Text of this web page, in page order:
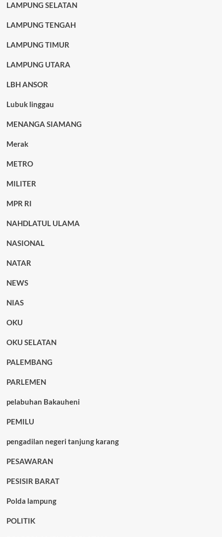
LAMPUNG SELATAN
LAMPUNG TENGAH
LAMPUNG TIMUR
LAMPUNG UTARA
LBH ANSOR
Lubuk linggau
MENANGA SIAMANG
Merak
METRO
MILITER
MPR RI
NAHDLATUL ULAMA
NASIONAL
NATAR
NEWS
NIAS
OKU
OKU SELATAN
PALEMBANG
PARLEMEN
pelabuhan Bakauheni
PEMILU
pengadilan negeri tanjung karang
PESAWARAN
PESISIR BARAT
Polda lampung
POLITIK